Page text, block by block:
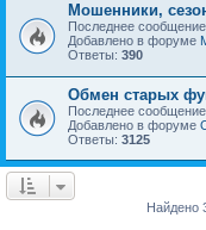
Мошенники,
Последнее сообщение
Добавлено в форуме
Ответы: 390
Обмен старых
Последнее сообщение
Добавлено в форуме
Ответы: 3125
Найдено